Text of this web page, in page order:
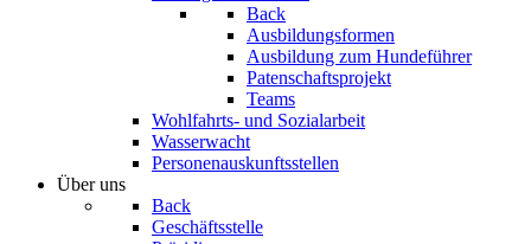
Back
Ausbildungsformen
Ausbildung zum Hundeführer
Patenschaftsprojekt
Teams
Wohlfahrts- und Sozialarbeit
Wasserwacht
Personenauskunftsstellen
Über uns
Back
Geschäftsstelle